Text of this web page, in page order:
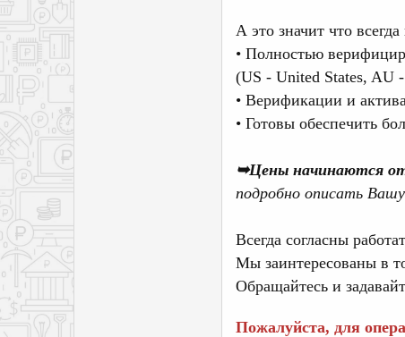
А это значит что
• Полностью
(US - United States, AU
• Верификации и
• Готовы обеспечить
➥Цены начинаются
подробно описать
Всегда согласны
Мы заинтересованы в
Обращайтесь и
Пожалуйста, для